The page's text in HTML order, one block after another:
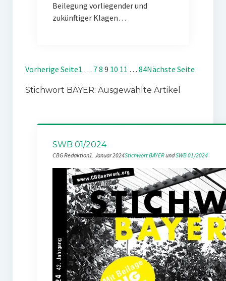
Beilegung vorliegender und
zukünftiger Klagen…
Vorherige Seite1 … 78 9 10 11 … 84Nächste Seite
Stichwort BAYER: Ausgewählte Artikel
SWB 01/2024
CBG Redaktion1. Januar 2024Stichwort BAYER und SWB 01/2024